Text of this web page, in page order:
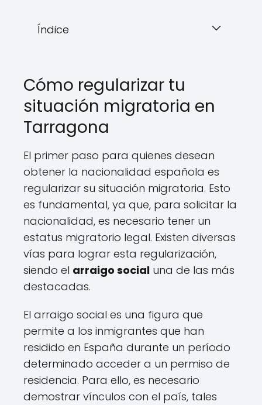
Índice
Cómo regularizar tu
situación migratoria en
Tarragona
El primer paso para quienes desean
obtener la nacionalidad española es
regularizar su situación migratoria. Esto
es fundamental, ya que, para solicitar la
nacionalidad, es necesario tener un
estatus migratorio legal. Existen diversas
vías para lograr esta regularización,
siendo el arraigo social una de las más
destacadas.
El arraigo social es una figura que
permite a los inmigrantes que han
residido en España durante un período
determinado acceder a un permiso de
residencia. Para ello, es necesario
demostrar vínculos con el país, tales